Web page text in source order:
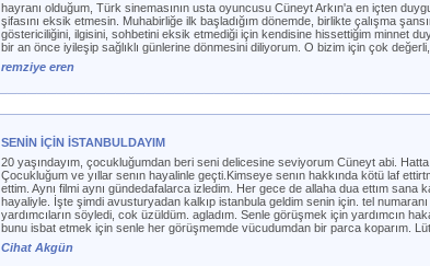
hayranı olduğum, Türk sinemasının usta oyuncusu Cüneyt Arkın'a en içten
şifasını eksik etmesin. Muhabirliğe ilk başladığım dönemde, birlikte çalışma
göstericiliğini, ilgisini, sohbetini eksik etmediği için kendisine hissettiğim minnet
bir an önce iyileşip sağlıklı günlerine dönmesini diliyorum. O bizim için çok
remziye eren
SENİN İÇİN İSTANBULDAYIM
20 yaşındayım, çocukluğumdan beri seni delicesine seviyorum Cüneyt abi.
Çocukluğum ve yıllar senın hayalinle geçti.Kimseye senın hakkında kötü laf
ettim. Aynı filmi aynı gündedafalarca izledim. Her gece de allaha dua ettım
hayaliyle. İşte şimdi avusturyadan kalkıp istanbula geldim senin için. tel
yardımcıların söyledi, cok üzüldüm. agladım. Senle görüşmek için yardımcın
bunu isbat etmek için senle her görüşmemde vücudumdan bir parca koparım.
Cihat Akgün